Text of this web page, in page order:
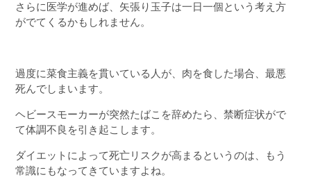
さらに医学が進めば、矢張り玉子は一日一個という考え方
がでてくるかもしれません。
過度に菜食主義を貫いている人が、肉を食した場合、最悪
死んでしまいます。
ヘビースモーカーが突然たばこを辞めたら、禁断症状がで
て体調不良を引き起こします。
ダイエットによって死亡リスクが高まるというのは、もう
常識にもなってきていますよね。